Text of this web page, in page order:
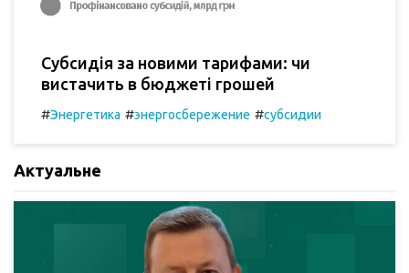
Субсидія за новими тарифами: чи
вистачить в бюджеті грошей
#Энергетика #энергосбережение #субсидии
Актуальне